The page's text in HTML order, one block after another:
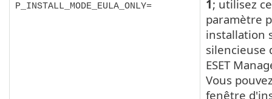
P_INSTALL_MODE_EULA_ONLY= 1; utilisez ce
paramètre
installation
silencieuse
ESET
Vous
fenêtre